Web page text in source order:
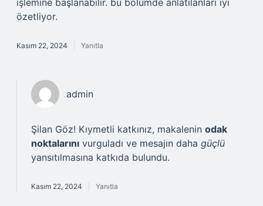
işlemine başlanabilir. bu bölümde anlatılanları iyi
özetliyor.
Kasım 22, 2024 Yanıtla
admin
Şilan Göz! Kıymetli katkınız, makalenin odak
noktalarını vurguladı ve mesajın daha güçlü
yansıtılmasına katkıda bulundu.
Kasım 22, 2024 Yanıtla